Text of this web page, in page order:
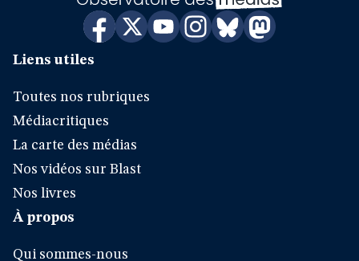
Liens utiles
Toutes nos rubriques
Médiacritiques
La carte des médias
Nos vidéos sur Blast
Nos livres
À propos
Qui sommes-nous